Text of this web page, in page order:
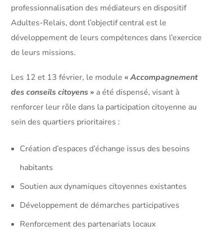
professionnalisation des médiateurs en dispositif
Adultes-Relais, dont l’objectif central est le
développement de leurs compétences dans l’exercice
de leurs missions.
Les 12 et 13 février, le module «Accompagnement
des conseils citoyens » a été dispensé, visant à
renforcer leur rôle dans la participation citoyenne au
sein des quartiers prioritaires :
Création d’espaces d’échange issus des besoins
habitants
Soutien aux dynamiques citoyennes existantes
Développement de démarches participatives
Renforcement des partenariats locaux